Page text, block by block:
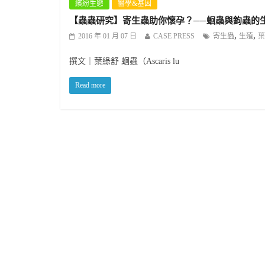
繽紛生態 醫學&基因
【蟲蟲研究】寄生蟲助你懷孕？──蛔蟲與鉤蟲的
2016 年 01 月 07 日 CASE PRESS 寄生蟲, 生殖,
撰文｜葉綠舒 蛔蟲（Ascaris lu
Read more